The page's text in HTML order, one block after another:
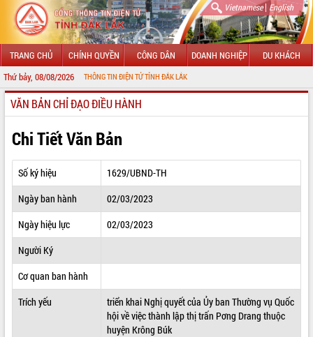
Vietnamese| English
TRANG CHỦ CHÍNH QUYỀN CÔNG DÂN DOANH NGHIỆP DU KHÁCH
Thứ bảy, 08/08/2026
VỚI CỔNG THÔNG TIN ĐIỆN TỬ TỈNH ĐẮK LẮK
GIỚI THIỆU
LÃNH ĐẠO UBND TỈNH
TIN TỨC SỰ KIỆN
SỞ, BAN, NGÀNH
THÔNG TIN CHỈ ĐẠO ĐIỀU HÀNH
HỆ THỐNG VĂN BẢN
VĂN BẢN HĐND TỈNH
VĂN BẢN CHỈ ĐẠO ĐIỀU HÀNH
Chi Tiết Văn Bản
Số ký hiệu
1629/UBND-TH
Ngày ban hành
02/03/2023
Ngày hiệu lực
02/03/2023
Người Ký
Cơ quan ban hành
Trích yếu
triển khai Nghị quyết của Ủy ban Thường vụ Quốc
hội về việc thành lập thị trấn Pơng Drang thuộc
huyện Krông Búk